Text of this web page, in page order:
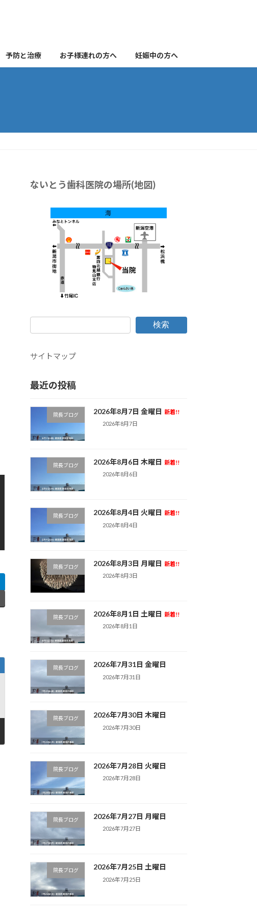
予防と治療 お子様連れの方へ 妊娠中の方へ
ないとう歯科医院の場所(地図)
検索
サイトマップ
最近の投稿
院長ブログ 2026年8月7日 金曜日 新着!!
2026年8月7日
院長ブログ 2026年8月6日 木曜日 新着!!
2026年8月6日
院長ブログ 2026年8月4日 火曜日 新着!!
2026年8月4日
院長ブログ 2026年8月3日 月曜日 新着!!
2026年8月3日
院長ブログ 2026年8月1日 土曜日 新着!!
2026年8月1日
院長ブログ 2026年7月31日 金曜日
2026年7月31日
院長ブログ 2026年7月30日 木曜日
2026年7月30日
院長ブログ 2026年7月28日 火曜日
2026年7月28日
院長ブログ 2026年7月27日 月曜日
2026年7月27日
院長ブログ 2026年7月25日 土曜日
2026年7月25日